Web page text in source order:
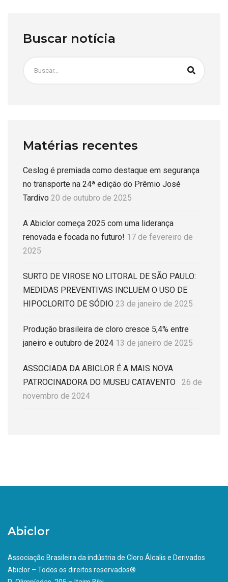
Buscar notícia
Matérias recentes
Ceslog é premiada como destaque em segurança
no transporte na 24ª edição do Prêmio José
Tardivo 20 de outubro de 2025
A Abiclor começa 2025 com uma liderança
renovada e focada no futuro! 17 de fevereiro de
2025
SURTO DE VIROSE NO LITORAL DE SÃO PAULO:
MEDIDAS PREVENTIVAS INCLUEM O USO DE
HIPOCLORITO DE SÓDIO 23 de janeiro de 2025
Produção brasileira de cloro cresce 5,4% entre
janeiro e outubro de 2024 13 de janeiro de 2025
ASSOCIADA DA ABICLOR É A MAIS NOVA
PATROCINADORA DO MUSEU CATAVENTO
26 de
novembro de 2024
Abiclor
Associação Brasileira da indústria de Cloro Álcalis e Derivados
Abiclor – Todos os direitos reservados®